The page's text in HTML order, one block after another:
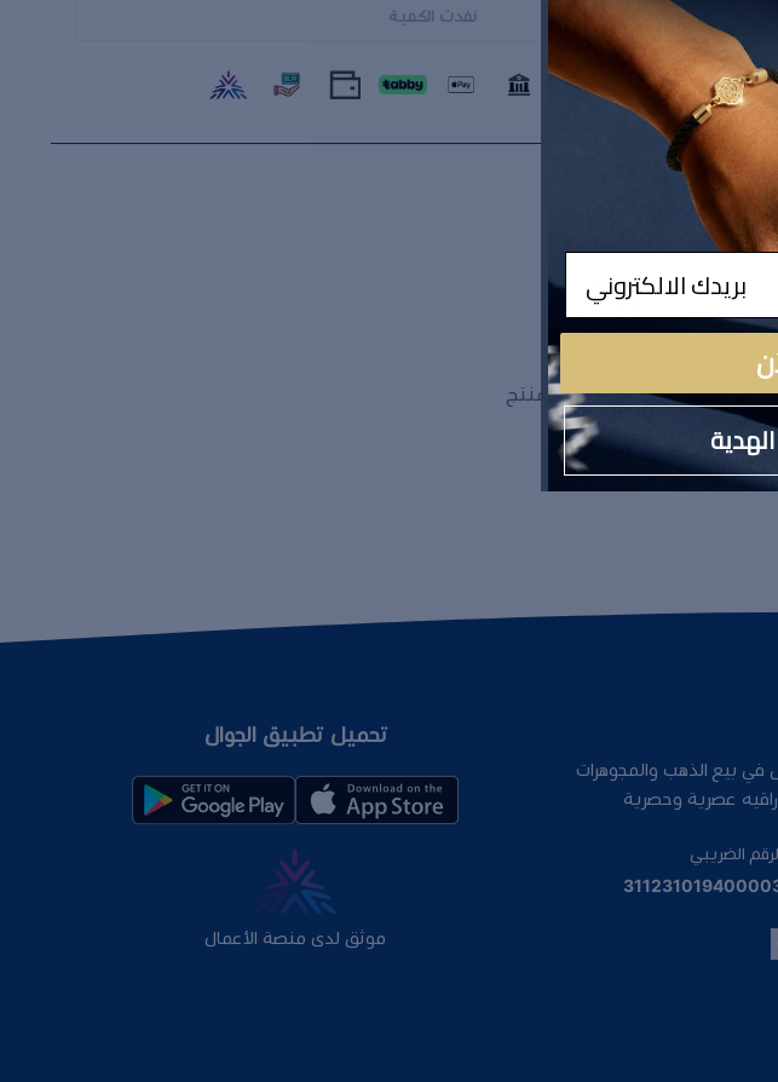
نفدت الكمية
لا توجد تفاصيل لهذا المنتج
بيع الذهب والمجوهرات
راقيه عصرية وحصرية
الضريبي
تحميل تطبيق الجوال
موثق لدى منصة الأعمال
ادخال